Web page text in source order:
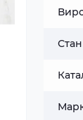
Стан